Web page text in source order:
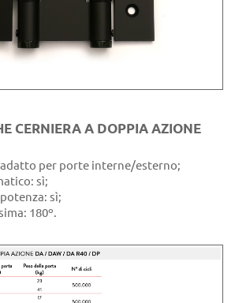
CERNIERA A DOPPIA AZIONE
per porte interne/esterno;
sì;
sì;
180º.